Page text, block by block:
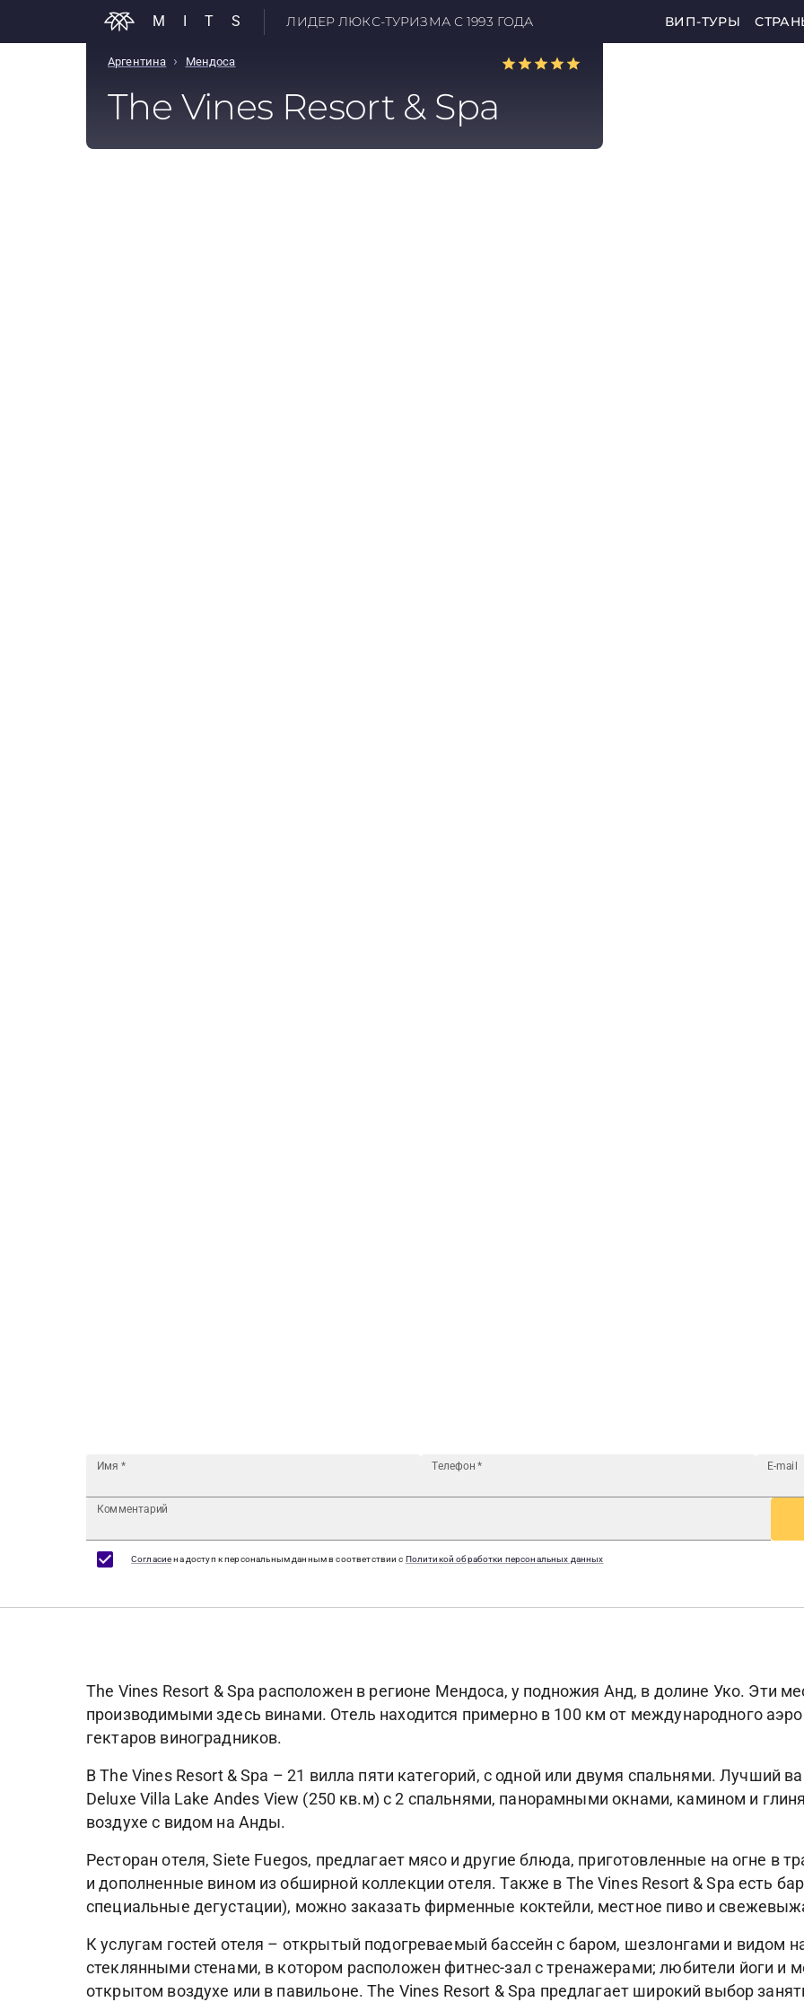
MITS ЛИДЕР ЛЮКС-ТУРИЗМА С 1993 ГОДА ВИП-ТУРЫ
Аргентина › Мендоса
The Vines Resort & Spa
Имя * Телефон * E-mail
Комментарий
Согласиена доступ к персональным данным в соответствии с Политикой обработки персональных данных
The Vines Resort & Spa расположен в регионе Мендоса, у подножия Анд, в долине Уко. Эти
производимыми здесь винами. Отель находится примерно в 100 км от международного
гектаров виноградников.
В The Vines Resort & Spa – 21 вилла пяти категорий, с одной или двумя спальнями. Лучший
Deluxe Villa Lake Andes View (250 кв.м) с 2 спальнями, панорамными окнами, камином и
воздухе с видом на Анды.
Ресторан отеля, Siete Fuegos, предлагает мясо и другие блюда, приготовленные на огне в
и дополненные вином из обширной коллекции отеля. Также в The Vines Resort & Spa есть
специальные дегустации), можно заказать фирменные коктейли, местное пиво и
К услугам гостей отеля – открытый подогреваемый бассейн с баром, шезлонгами и видом
стеклянными стенами, в котором расположен фитнес-зал с тренажерами; любители йоги и
открытом воздухе или в павильоне. The Vines Resort & Spa предлагает широкий выбор